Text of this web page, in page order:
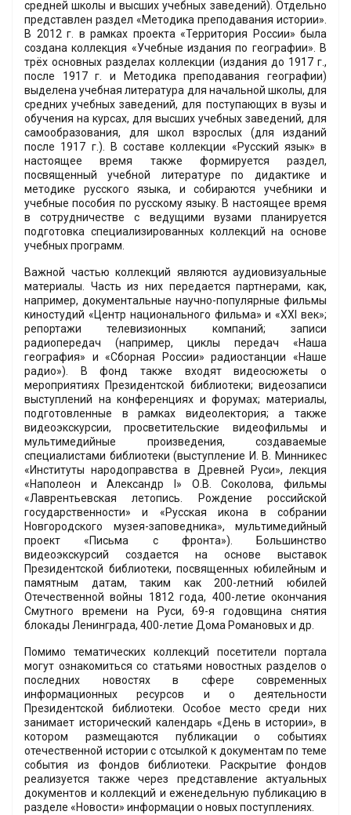
средней школы и высших учебных заведений). Отдельно
представлен раздел «Методика преподавания истории».
В 2012 г. в рамках проекта «Территория России» была
создана коллекция «Учебные издания по географии». В
трёх основных разделах коллекции (издания до 1917 г.,
после 1917 г. и Методика преподавания географии)
выделена учебная литература для начальной школы, для
средних учебных заведений, для поступающих в вузы и
обучения на курсах, для высших учебных заведений, для
самообразования, для школ взрослых (для изданий
после 1917 г.). В составе коллекции «Русский язык» в
настоящее время также формируется раздел,
посвященный учебной литературе по дидактике и
методике русского языка, и собираются учебники и
учебные пособия по русскому языку. В настоящее время
в сотрудничестве с ведущими вузами планируется
подготовка специализированных коллекций на основе
учебных программ.
Важной частью коллекций являются аудиовизуальные
материалы. Часть из них передается партнерами, как,
например, документальные научно-популярные фильмы
киностудий «Центр национального фильма» и «XXI век»;
репортажи телевизионных компаний; записи
радиопередач (например, циклы передач «Наша
география» и «Сборная России» радиостанции «Наше
радио»). В фонд также входят видеосюжеты о
мероприятиях Президентской библиотеки; видеозаписи
выступлений на конференциях и форумах; материалы,
подготовленные в рамках видеолектория; а также
видеоэкскурсии, просветительские видеофильмы и
мультимедийные произведения, создаваемые
специалистами библиотеки (выступление И. В. Минникес
«Институты народоправства в Древней Руси», лекция
«Наполеон и Александр I» О.В. Соколова, фильмы
«Лаврентьевская летопись. Рождение российской
государственности» и «Русская икона в собрании
Новгородского музея-заповедника», мультимедийный
проект «Письма с фронта»). Большинство
видеоэкскурсий создается на основе выставок
Президентской библиотеки, посвященных юбилейным и
памятным датам, таким как 200-летний юбилей
Отечественной войны 1812 года, 400-летие окончания
Смутного времени на Руси, 69-я годовщина снятия
блокады Ленинграда, 400-летие Дома Романовых и др.
Помимо тематических коллекций посетители портала
могут ознакомиться со статьями новостных разделов о
последних новостях в сфере современных
информационных ресурсов и о деятельности
Президентской библиотеки. Особое место среди них
занимает исторический календарь «День в истории», в
котором размещаются публикации о событиях
отечественной истории с отсылкой к документам по теме
события из фондов библиотеки. Раскрытие фондов
реализуется также через представление актуальных
документов и коллекций и еженедельную публикацию в
разделе «Новости» информации о новых поступлениях.